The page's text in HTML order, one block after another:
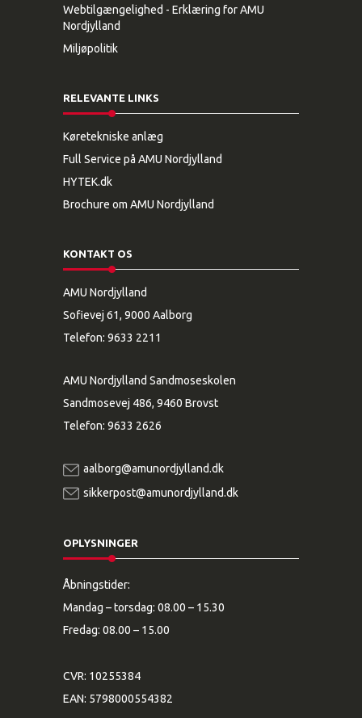
Webtilgængelighed - Erklæring for AMU
Nordjylland
Miljøpolitik
RELEVANTE LINKS
Køretekniske anlæg
Full Service på AMU Nordjylland
HYTEK.dk
Brochure om AMU Nordjylland
KONTAKT OS
AMU Nordjylland
Sofievej 61, 9000 Aalborg
Telefon: 9633 2211
AMU Nordjylland Sandmoseskolen
Sandmosevej 486, 9460 Brovst
Telefon: 9633 2626
aalborg@amunordjylland.dk
sikkerpost@amunordjylland.dk
OPLYSNINGER
Åbningstider:
Mandag – torsdag: 08.00 – 15.30
Fredag: 08.00 – 15.00
CVR: 10255384
EAN: 5798000554382